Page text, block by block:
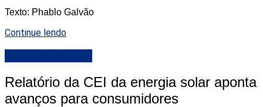
Texto: Phablo Galvão
Continue lendo
Relatório da CEI da energia solar aponta
avanços para consumidores